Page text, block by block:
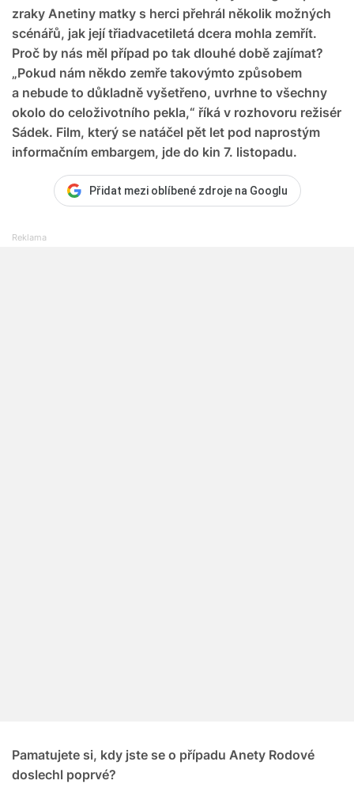
zraky Anetiny matky s herci přehrál několik možných
scénářů, jak její třiadvacetiletá dcera mohla zemřít.
Proč by nás měl případ po tak dlouhé době zajímat?
„Pokud nám někdo zemře takovýmto způsobem
a nebude to důkladně vyšetřeno, uvrhne to všechny
okolo do celoživotního pekla,“ říká v rozhovoru režisér
Sádek. Film, který se natáčel pět let pod naprostým
informačním embargem, jde do kin 7. listopadu.
Přidat mezi oblíbené zdroje na Googlu
Pamatujete si, kdy jste se o případu Anety Rodové
doslechl poprvé?